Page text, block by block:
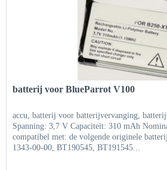
batterij voor BlueParrot V100
accu, batterij voor batterijvervanging,
Spanning: 3,7 V Capaciteit: 310 mAh
compatibel met: de volgende originele
1343-00-00, BT190545, BT191545...